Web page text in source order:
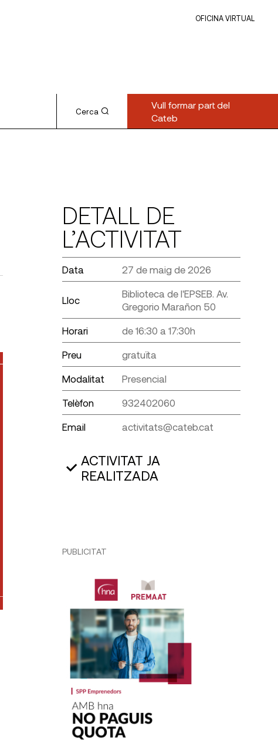
OFICINA VIRTUAL
Cerca
Vull formar part del
Cateb
DETALL DE
L’ACTIVITAT
Data 27 de maig de 2026
Lloc
Biblioteca de l'EPSEB. Av.
Gregorio Marañon 50
Horari de 16:30 a 17:30h
Preu gratuïta
Modalitat Presencial
Telèfon 932402060
Email activitats@cateb.cat
ACTIVITAT JA
REALITZADA
PUBLICITAT